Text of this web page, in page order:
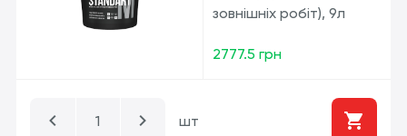
зовнішніх робіт), 9л
2777.5 грн
шт